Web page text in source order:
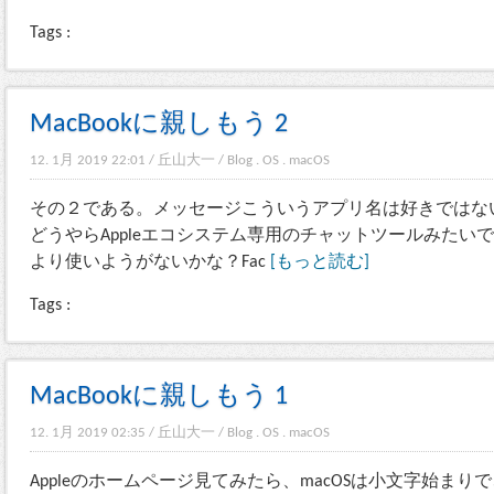
Tags :
MacBookに親しもう 2
12. 1月 2019 22:01 / 丘山大一 / Blog . OS . macOS
その２である。メッセージこういうアプリ名は好きでは
どうやらAppleエコシステム専用のチャットツールみたい
より使いようがないかな？Fac
[もっと読む]
Tags :
MacBookに親しもう 1
12. 1月 2019 02:35 / 丘山大一 / Blog . OS . macOS
Appleのホームページ見てみたら、macOSは小文字始まり